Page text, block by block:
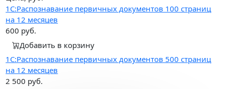
1С:Распознавание первичных документов 100 страниц
на 12 месяцев
600 руб.
Добавить в корзину
1С:Распознавание первичных документов 500 страниц
на 12 месяцев
2 500 руб.